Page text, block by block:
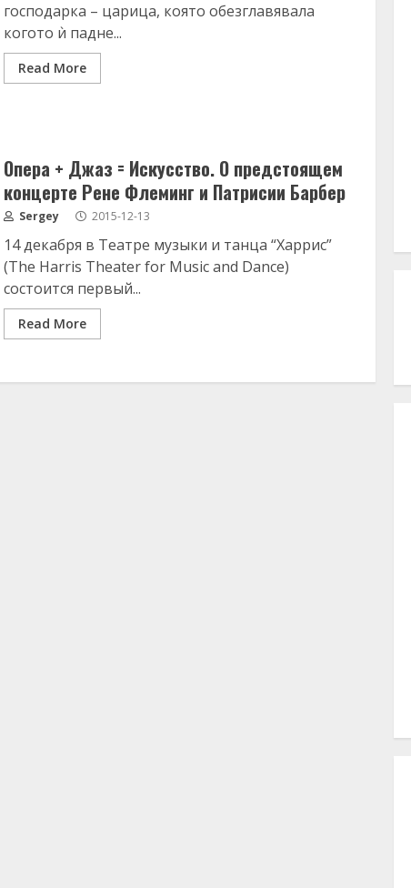
господарка – царица, която обезглавявала
когото ѝ падне...
Read More
Опера + Джаз = Искусство. О предстоящем
концерте Рене Флеминг и Патрисии Барбер
Sergey 2015-12-13
14 декабря в Театре музыки и танца “Харрис”
(The Harris Theater for Music and Dance)
состоится первый...
Read More